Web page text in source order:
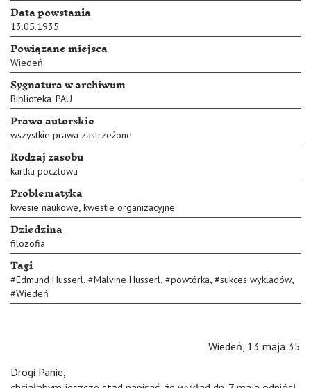
Data powstania
13.05.1935
Powiązane miejsca
Wiedeń
Sygnatura w archiwum
Biblioteka_PAU
Prawa autorskie
wszystkie prawa zastrzeżone
Rodzaj zasobu
kartka pocztowa
Problematyka
kwesie naukowe, kwestie organizacyjne
Dziedzina
filozofia
Tagi
#Edmund Husserl, #Malvine Husserl, #powtórka, #sukces wykladów,
#Wiedeń
Wiedeń, 13 maja 35
Drogi Panie,